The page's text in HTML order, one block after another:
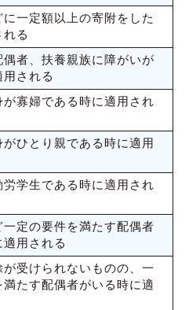
に一定額以上の寄附をした
れる
偶者、扶養親族に障がいが
用される
が寡婦である時に適用され
ひとり親である時に適用
労学生である時に適用され
一定の要件を満たす配偶者
用される
が受けられないものの、一
満たす配偶者がいる時に適